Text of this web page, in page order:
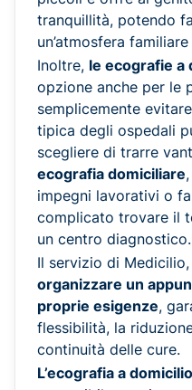
tranquillità, potendo
un’atmosfera
Inoltre, le ecografie a
opzione anche per le
semplicemente
tipica degli ospedali
scegliere di trarre
ecografia domiciliare
impegni lavorativi o
complicato trovare il
un centro diagnostico.
Il servizio di
organizzare un
proprie esigenze,
flessibilità, la
continuità delle cure.
L’ecografia a domicilio